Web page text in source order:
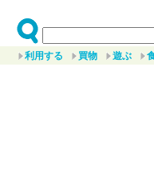
利用する 買物 遊ぶ